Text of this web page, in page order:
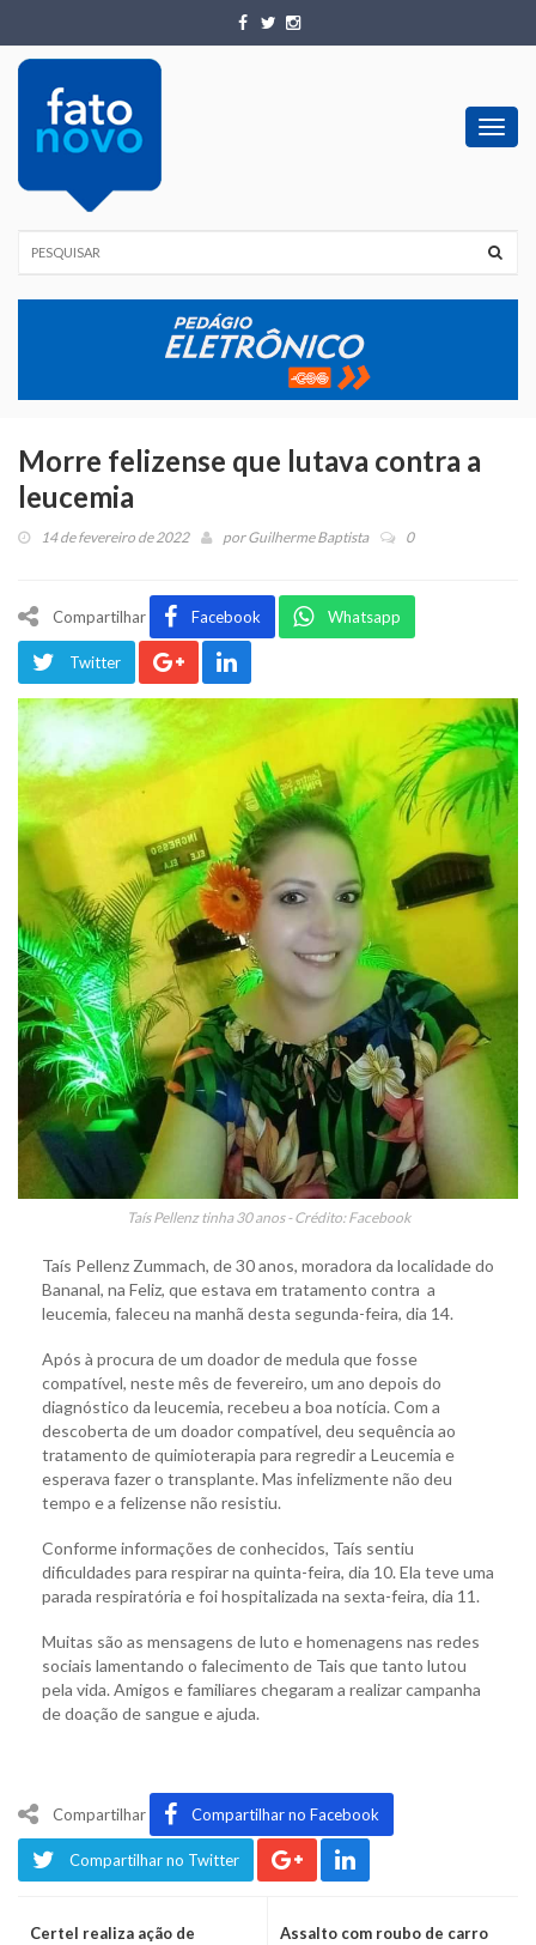
Morre felizense que lutava contra a
leucemia
14 de fevereiro de 2022 porGuilherme Baptista 0
Compartilhar Facebook Whatsapp
Twitter
Taís Pellenz tinha 30 anos - Crédito: Facebook
Taís Pellenz Zummach, de 30 anos, moradora da localidade do
Bananal, na Feliz, que estava em tratamento contra a
leucemia, faleceu na manhã desta segunda-feira, dia 14.
Após à procura de um doador de medula que fosse
compatível, neste mês de fevereiro, um ano depois do
diagnóstico da leucemia, recebeu a boa notícia. Com a
descoberta de um doador compatível, deu sequência ao
tratamento de quimioterapia para regredir a Leucemia e
esperava fazer o transplante. Mas infelizmente não deu
tempo e a felizense não resistiu.
Conforme informações de conhecidos, Taís sentiu
dificuldades para respirar na quinta-feira, dia 10. Ela teve uma
parada respiratória e foi hospitalizada na sexta-feira, dia 11.
Muitas são as mensagens de luto e homenagens nas redes
sociais lamentando o falecimento de Tais que tanto lutou
pela vida. Amigos e familiares chegaram a realizar campanha
de doação de sangue e ajuda.
Compartilhar Compartilhar no Facebook
Compartilhar no Twitter
Certel realiza ação de
Assalto com roubo de carro